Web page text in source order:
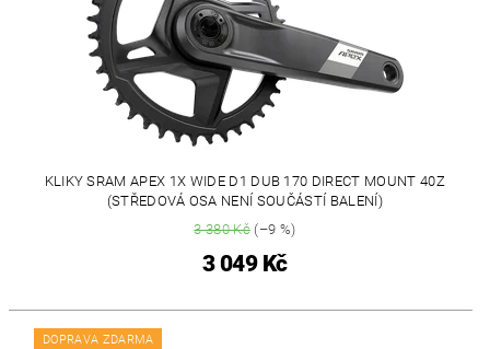
KLIKY SRAM APEX 1X WIDE D1 DUB 170 DIRECT MOUNT 40Z
(STŘEDOVÁ OSA NENÍ SOUČÁSTÍ BALENÍ)
3 380 Kč(–9 %)
3 049 Kč
DOPRAVA ZDARMA